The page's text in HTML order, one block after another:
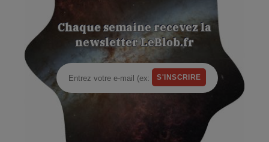
Chaque semaine recevez la
newsletter LeBlob.fr